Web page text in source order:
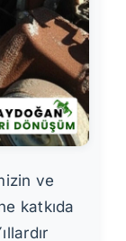
ve
katkıda